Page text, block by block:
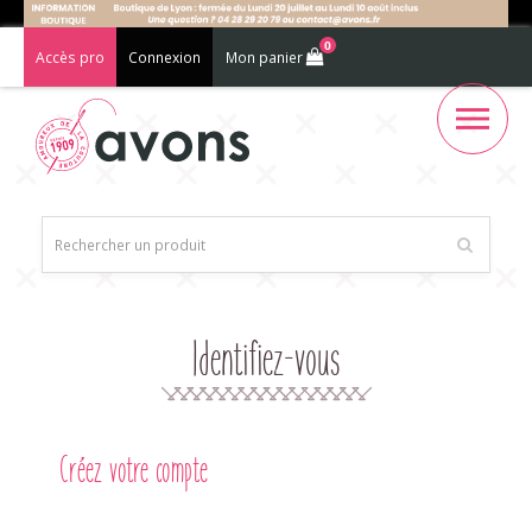
Accès pro Connexion Mon panier
0
Identifiez-vous
Créez votre compte